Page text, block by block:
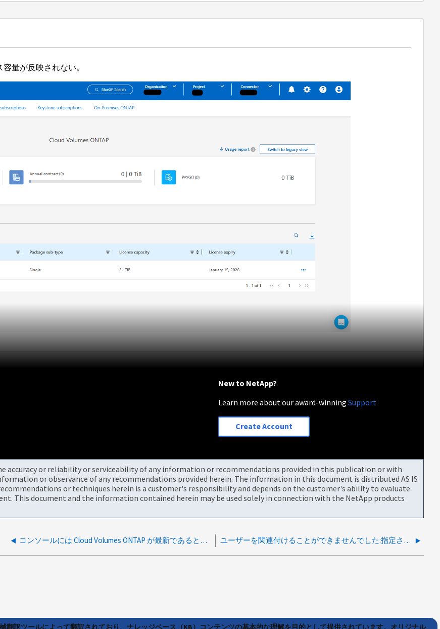
量が反映されない。
New to NetApp?
Learn more about our award-winningSupport
Create Account
accuracy or reliability or serviceability of any information or recommendations provided in this publication or with
or observance of any recommendations provided herein. The information in this document is distributed AS IS
or techniques herein is a customer's responsibility and depends on the customer's ability to evaluate
This document and the information contained herein may be used solely in connection with the NetApp products
コンソールには Cloud Volumes ONTAP が最新であると表示されますが、古いバージョンなのでアップグレードが必要です ユーザーを関連付けることができませんでした:指定されたメールアドレスを持つユーザーはいません
翻訳ツールによって翻訳されており、ナレッジベース（KB）コンテンツの基本的な理解を目的として提供されています。オリジナル